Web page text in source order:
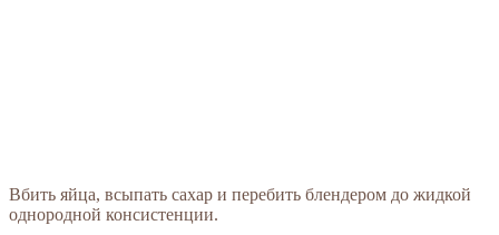
Вбить яйца, всыпать сахар и перебить блендером до жидкой
однородной консистенции.